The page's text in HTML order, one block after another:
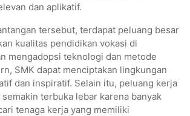
dan aplikatif.
tersebut, terdapat peluang besar
kualitas pendidikan vokasi di
mengadopsi teknologi dan metode
SMK dapat menciptakan lingkungan
dan inspiratif. Selain itu, peluang kerja
terbuka lebar karena banyak
tenaga kerja yang memiliki